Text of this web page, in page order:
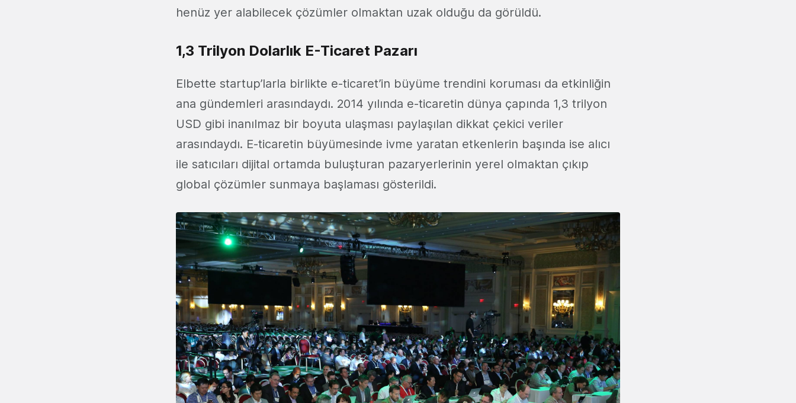
henüz yer alabilecek çözümler olmaktan uzak olduğu da görüldü.
1,3 Trilyon Dolarlık E-Ticaret Pazarı
Elbette startup’larla birlikte e-ticaret’in büyüme trendini koruması da etkinliğin
ana gündemleri arasındaydı. 2014 yılında e-ticaretin dünya çapında 1,3 trilyon
USD gibi inanılmaz bir boyuta ulaşması paylaşılan dikkat çekici veriler
arasındaydı. E-ticaretin büyümesinde ivme yaratan etkenlerin başında ise alıcı
ile satıcıları dijital ortamda buluşturan pazaryerlerinin yerel olmaktan çıkıp
global çözümler sunmaya başlaması gösterildi.